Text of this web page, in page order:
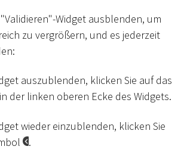
Widget ausblenden, um
zu vergrößern, und es jederzeit
auszublenden, klicken Sie auf das
in der linken oberen Ecke des Widgets.
wieder einzublenden, klicken Sie
.